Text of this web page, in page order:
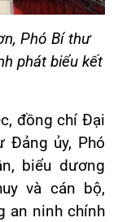
Phó Bí thư
phát biểu kết
đồng chí Đại
Đảng ủy, Phó
biểu dương
và cán bộ,
an ninh chính